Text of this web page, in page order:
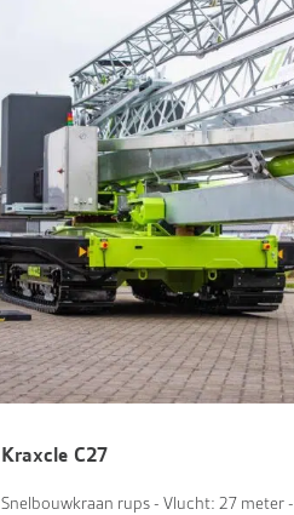
Kraxcle C27
Snelbouwkraan rups - Vlucht: 27 meter